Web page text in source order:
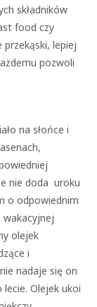
składników
food czy
lepiej
pozwoli
na słońce i
nie doda uroku
o odpowiednim
wakacyjnej
olejek
i
nadaje się on
Olejek ukoi